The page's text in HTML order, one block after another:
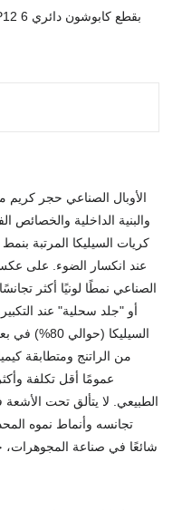
الأوبال الصناعي حجر كريم
والبنية الداخلية والخصائص
كريات السيليكا المرتبة بنمط
عند انكسار الضوء. على عكس
الصناعي نمطًا لونيًا أكثر
السيليكا
من الراتنج ومتطابقة
عمومًا أقل تكلفة
الطبيعي. لا يتألق تحت
تجانسه وأنماط نموه
شائعًا في صناعة المجوهرات،